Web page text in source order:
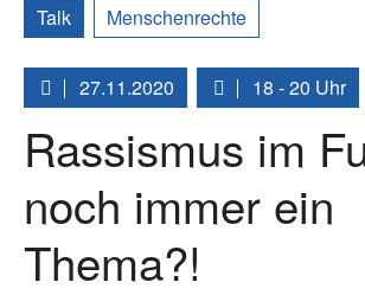
Talk Menschenrechte
27.11.2020 18 - 20 Uhr
Rassismus im
noch immer ein
Thema?!